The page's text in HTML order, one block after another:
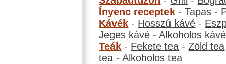
Ínyenc receptek -Tapas -
Kávék - Hosszú kávé -
Jeges kávé -Alkoholos kávé
Teák - Fekete tea -Zöld tea
tea -Alkoholos tea